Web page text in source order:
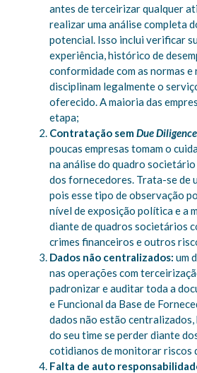
antes de terceirizar qualquer
realizar uma análise completa
potencial. Isso inclui verificar
experiência, histórico de
conformidade com as normas
disciplinam legalmente o
oferecido. A maioria das
etapa;
Contratação semDue Diligence
poucas empresas tomam o
na análise do quadro
dos fornecedores. Trata-se de
pois esse tipo de observação
nível de exposição política e a
diante de quadros societários
crimes financeiros e outros
Dados não centralizados: um
nas operações com
padronizar e auditar toda a
e Funcional da Base de
dados não estão centralizados,
do seu time se perder diante
cotidianos de monitorar riscos
Falta de auto